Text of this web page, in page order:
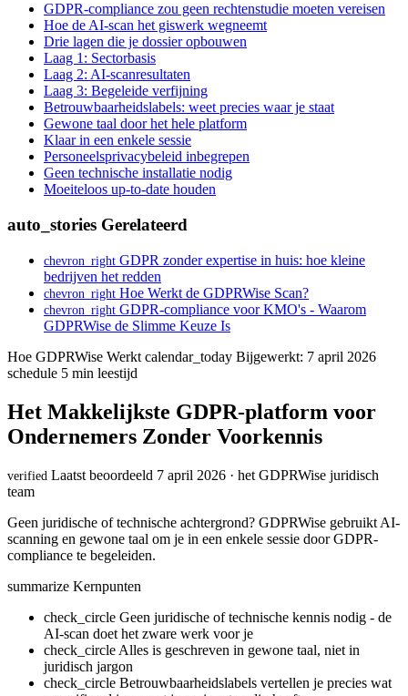
GDPR-compliance zou geen rechtenstudie moeten vereisen
Hoe de AI-scan het giswerk wegneemt
Drie lagen die je dossier opbouwen
Laag 1: Sectorbasis
Laag 2: AI-scanresultaten
Laag 3: Begeleide verfijning
Betrouwbaarheidslabels: weet precies waar je staat
Gewone taal door het hele platform
Klaar in een enkele sessie
Personeelsprivacybeleid inbegrepen
Geen technische installatie nodig
Moeiteloos up-to-date houden
auto_stories Gerelateerd
chevron_right GDPR zonder expertise in huis: hoe kleine
bedrijven het redden
chevron_right Hoe Werkt de GDPRWise Scan?
chevron_right GDPR-compliance voor KMO's - Waarom
GDPRWise de Slimme Keuze Is
Hoe GDPRWise Werkt calendar_today Bijgewerkt: 7 april 2026
schedule 5 min leestijd
Het Makkelijkste GDPR-platform voor
Ondernemers Zonder Voorkennis
verified Laatst beoordeeld 7 april 2026 · het GDPRWise juridisch
team
Geen juridische of technische achtergrond? GDPRWise gebruikt AI-
scanning en gewone taal om je in een enkele sessie door GDPR-
compliance te begeleiden.
summarize Kernpunten
check_circle Geen juridische of technische kennis nodig - de
AI-scan doet het zware werk voor je
check_circle Alles is geschreven in gewone taal, niet in
juridisch jargon
check_circle Betrouwbaarheidslabels vertellen je precies wat